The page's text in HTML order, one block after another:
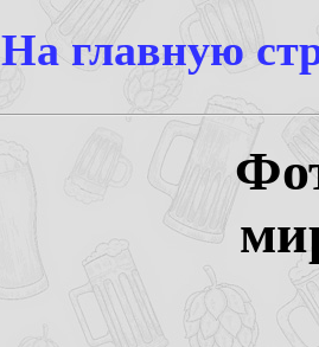
На главную